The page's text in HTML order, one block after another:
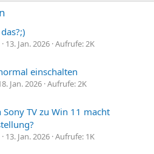
13. Jan. 2026 Aufrufe: 2K
einschalten
Jan. 2026 Aufrufe: 2K
TV zu Win 11 macht
13. Jan. 2026 Aufrufe: 1K